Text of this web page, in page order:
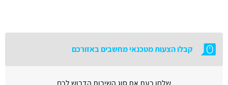
קבלו הצעות מטכנאי מחשבים באזורכם